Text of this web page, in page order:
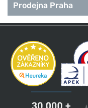
Prodejna Praha